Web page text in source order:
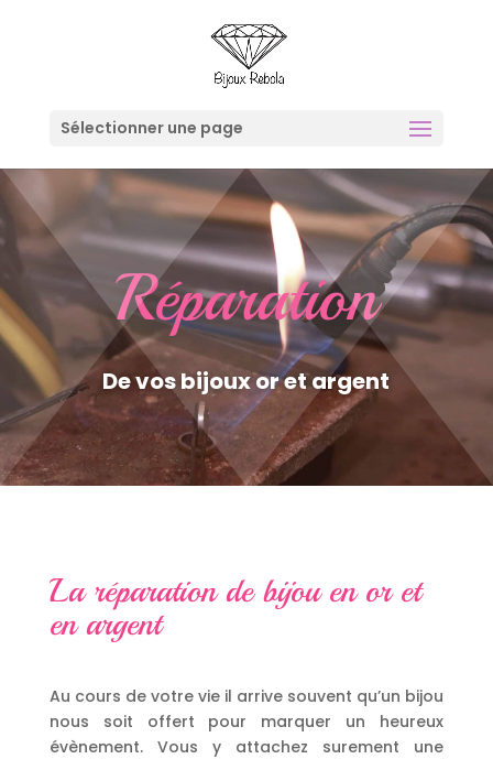
Sélectionner une page
Réparation
De vos bijoux or et argent
La réparation de bijou en or et
en argent
Au cours de votre vie il arrive souvent qu’un bijou
nous soit offert pour marquer un heureux
évènement. Vous y attachez surement une